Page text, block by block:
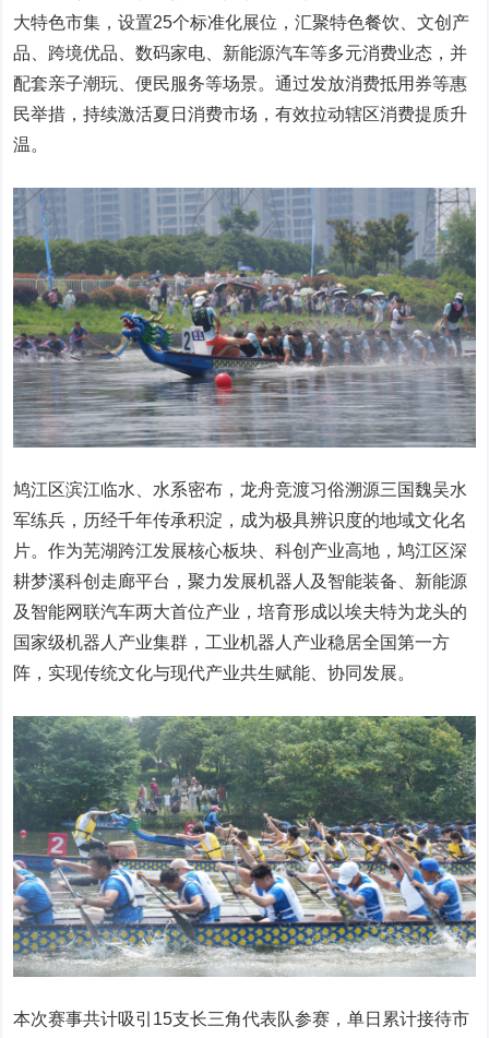
大特色市集，设置25个标准化展位，汇聚特色餐饮、文创产
品、跨境优品、数码家电、新能源汽车等多元消费业态，并
配套亲子潮玩、便民服务等场景。通过发放消费抵用券等惠
民举措，持续激活夏日消费市场，有效拉动辖区消费提质升
温。
鸠江区滨江临水、水系密布，龙舟竞渡习俗溯源三国魏吴水
军练兵，历经千年传承积淀，成为极具辨识度的地域文化名
片。作为芜湖跨江发展核心板块、科创产业高地，鸠江区深
耕梦溪科创走廊平台，聚力发展机器人及智能装备、新能源
及智能网联汽车两大首位产业，培育形成以埃夫特为龙头的
国家级机器人产业集群，工业机器人产业稳居全国第一方
阵，实现传统文化与现代产业共生赋能、协同发展。
本次赛事共计吸引15支长三角代表队参赛，单日累计接待市